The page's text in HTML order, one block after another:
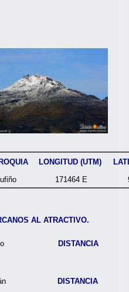
LONGITUD (UTM)
171464 E
AL ATRACTIVO.
DISTANCIA
DISTANCIA